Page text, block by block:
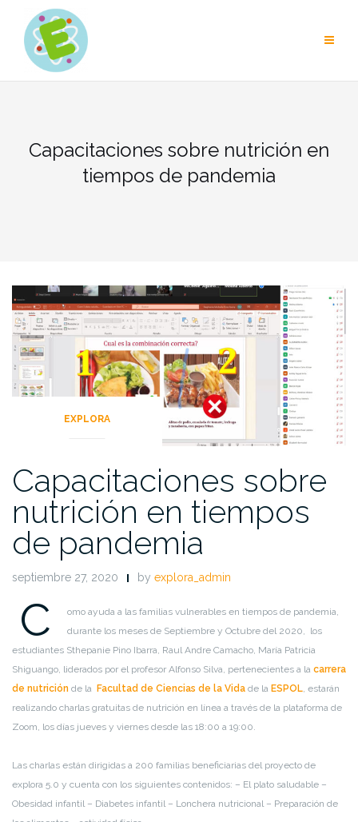
content
Capacitaciones sobre nutrición en
tiempos de pandemia
EXPLORA
Capacitaciones sobre
nutrición en tiempos
de pandemia
septiembre 27, 2020 by explora_admin
C
omo ayuda a las familias vulnerables en tiempos de pandemia,
durante los meses de Septiembre y Octubre del 2020, los
estudiantes Sthepanie Pino Ibarra, Raul Andre Camacho, María Patricia
Shiguango, liderados por el profesor Alfonso Silva, pertenecientes a la carrera
de nutrición de la Facultad de Ciencias de la Vida de la ESPOL , estarán
realizando charlas gratuitas de nutrición en línea a través de la plataforma de
Zoom, los días jueves y viernes desde las 18:00 a 19:00.
Las charlas están dirigidas a 200 familias beneficiarias del proyecto de
explora 5.0 y cuenta con los siguientes contenidos: – El plato saludable –
Obesidad infantil – Diabetes infantil – Lonchera nutricional – Preparación de